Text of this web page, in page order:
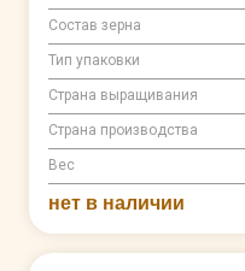
Состав зерна
Тип упаковки
Страна выращивания
Страна производства
Вес
нет в наличии